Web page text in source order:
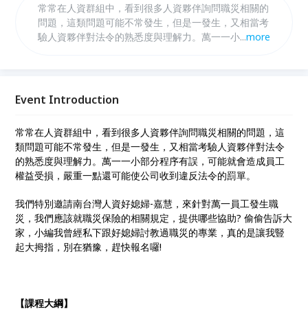
常常在人資群組中，看到很多人資夥伴詢問職災相關的
問題，這類問題可能不常發生，但是一發生，又相當考
驗人資夥伴對法令的熟悉度與理解力。萬一一小部分程
就職災保險的相關規定，提供哪些協助? 通不通報?職
災的專業，真的是讓我豎起大拇指，別在猶豫，趕快報
名囉!
...more
Event Introduction
常常在人資群組中，看到很多人資夥伴詢問職災相關的問題，這
類問題可能不常發生，但是一發生，又相當考驗人資夥伴對法令
的熟悉度與理解力。萬一一小部分程序有誤，可能就會造成員工
權益受損，嚴重一點還可能使公司收到違反法令的罰單。
我們特別邀請南台灣人資好媳婦-嘉慧，來針對萬一員工發生職
災，我們應該就職災保險的相關規定，提供哪些協助? 偷偷告訴大
家，小編我曾經私下跟好媳婦討教過職災的專業，真的是讓我豎
起大拇指，別在猶豫，趕快報名囉!
【課程大綱】